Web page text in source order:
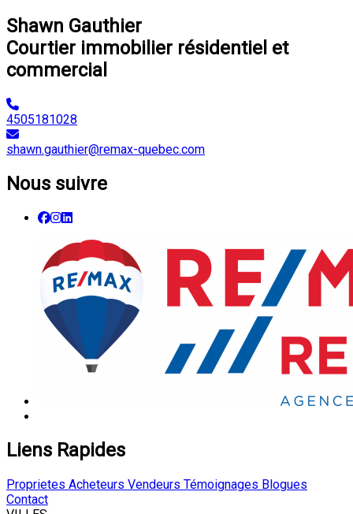
Shawn Gauthier
Courtier immobilier résidentiel et
commercial
4505181028
shawn.gauthier@remax-quebec.com
Nous suivre
Liens Rapides
Proprietes Acheteurs Vendeurs Témoignages Blogues
Contact